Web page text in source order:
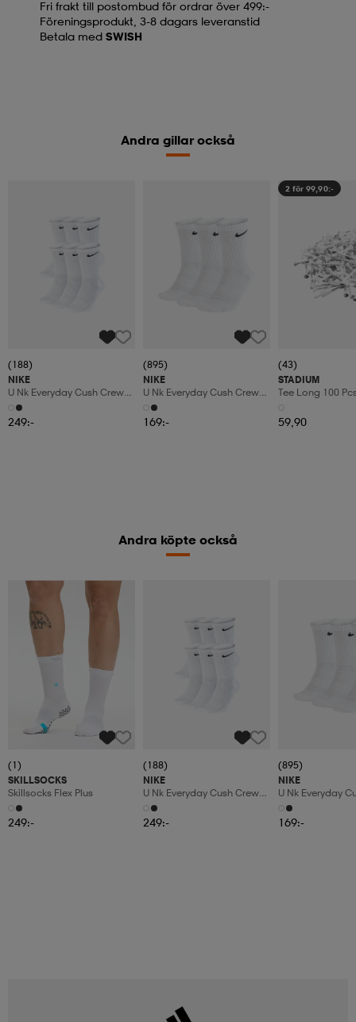
Fri frakt till postombud för ordrar över 499:-
Föreningsprodukt, 3-8 dagars leveranstid
Betala med SWISH
Andra gillar också
(188)
NIKE
U Nk Everyday Cush Crew
6pr-Bd
249:-
(895)
NIKE
U Nk Everyday Cush Crew
3pr
169:-
2 för 99,90:-
(43)
STADIUM
Tee Long 100
59,90
Andra köpte också
(1)
SKILLSOCKS
Skillsocks Flex Plus
249:-
(188)
NIKE
U Nk Everyday Cush Crew
6pr-Bd
249:-
(895)
NIKE
U Nk Everyday
3pr
169:-